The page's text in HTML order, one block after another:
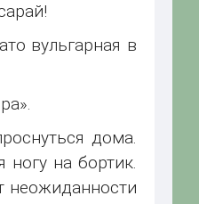
вульгарная в
дома.
на бортик.
неожиданности